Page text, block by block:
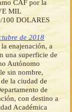
CAF por la
MIL
100 DOLARES
de 2018
enajenación, a
una superficie de
Autónomo
sin nombre,
la ciudad de
de
con destino a
Académica